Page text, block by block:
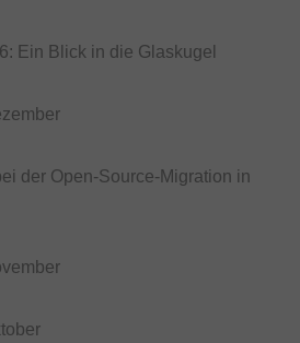
Ein Blick in die Glaskugel
der Open-Source-Migration in